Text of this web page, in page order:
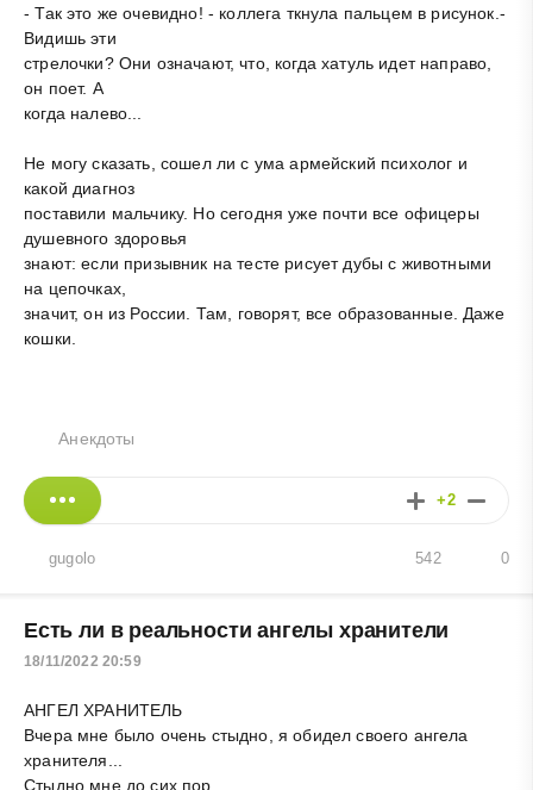
- Так это же очевидно! - коллега ткнула пальцем в рисунок.-
Видишь эти
стрелочки? Они означают, что, когда хатуль идет направо,
он поет. А
когда налево...
Не могу сказать, сошел ли с ума армейский психолог и
какой диагноз
поставили мальчику. Но сегодня уже почти все офицеры
душевного здоровья
знают: если призывник на тесте рисует дубы с животными
на цепочках,
значит, он из России. Там, говорят, все образованные. Даже
кошки.
Анекдоты
+2
gugolo 0
542
Есть ли в реальности ангелы хранители
18/11/2022 20:59
АНГЕЛ ХРАНИТЕЛЬ
Вчера мне было очень стыдно, я обидел своего ангела
хранителя...
Стыдно мне до сих пор.